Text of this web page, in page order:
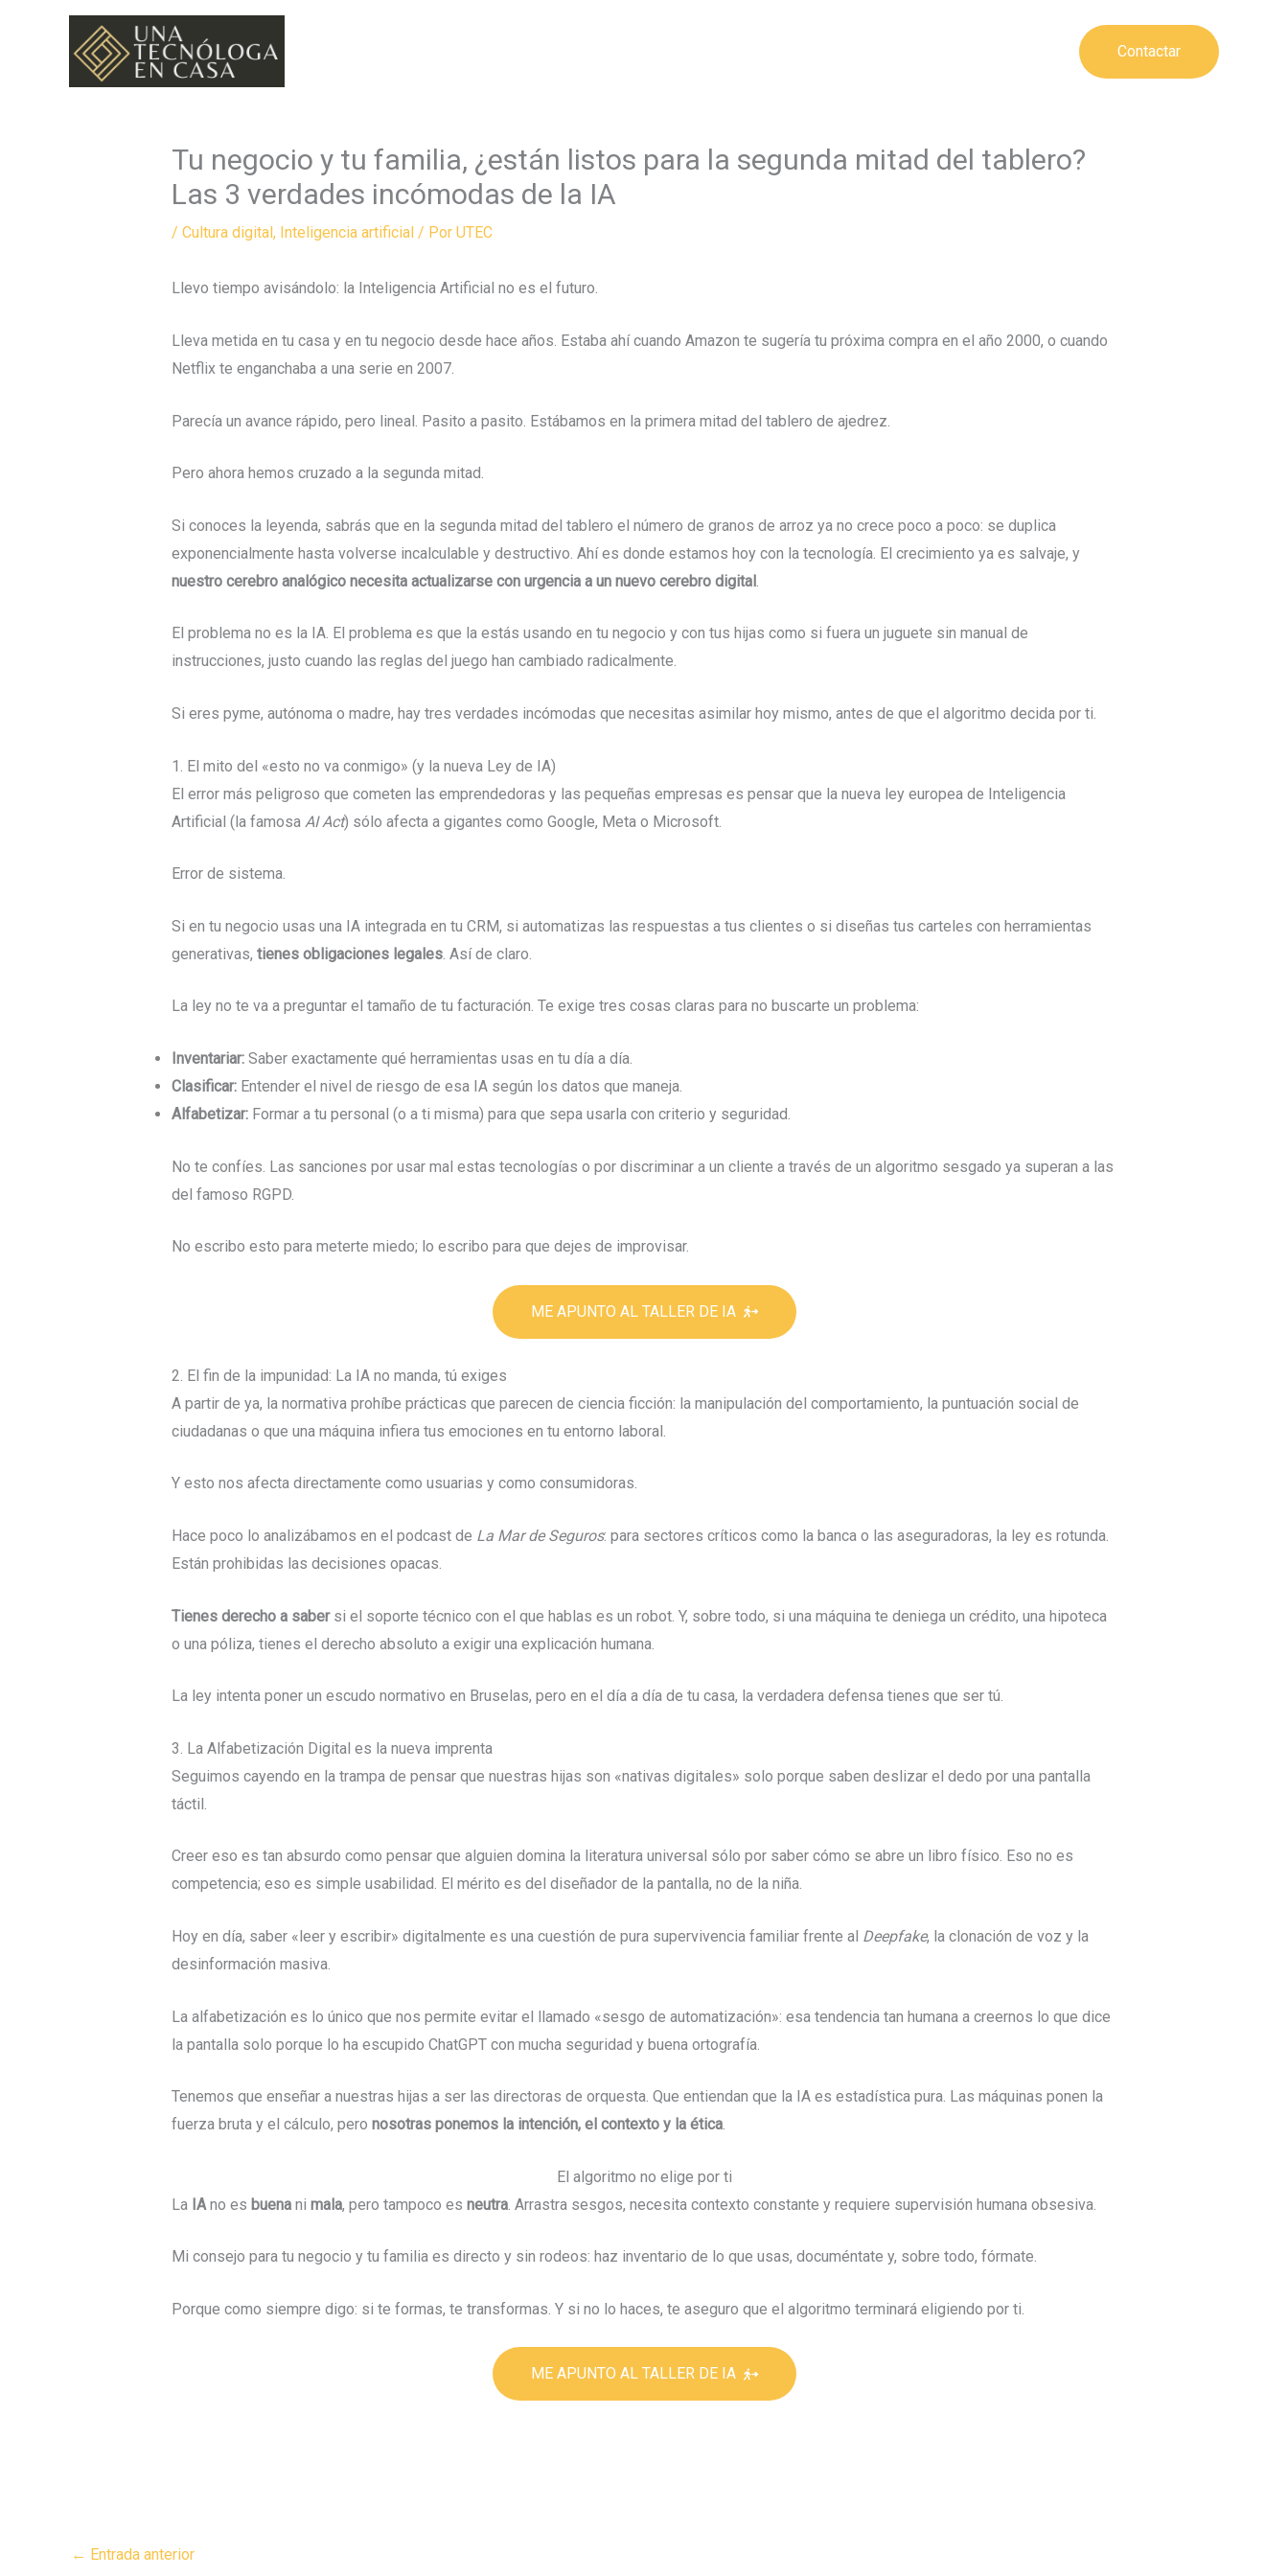
Contactar
Tu negocio y tu familia, ¿están listos para la segunda mitad del tablero?
Las 3 verdades incómodas de la IA
/ Cultura digital , Inteligencia artificial / Por UTEC
Llevo tiempo avisándolo: la Inteligencia Artificial no es el futuro.
Lleva metida en tu casa y en tu negocio desde hace años. Estaba ahí cuando Amazon te sugería tu próxima compra en el año 2000, o cuando
Netflix te enganchaba a una serie en 2007.
Parecía un avance rápido, pero lineal. Pasito a pasito. Estábamos en la primera mitad del tablero de ajedrez.
Pero ahora hemos cruzado a la segunda mitad.
Si conoces la leyenda, sabrás que en la segunda mitad del tablero el número de granos de arroz ya no crece poco a poco: se duplica
exponencialmente hasta volverse incalculable y destructivo. Ahí es donde estamos hoy con la tecnología. El crecimiento ya es salvaje, y
nuestro cerebro analógico necesita actualizarse con urgencia a un nuevo cerebro digital.
El problema no es la IA. El problema es que la estás usando en tu negocio y con tus hijas como si fuera un juguete sin manual de
instrucciones, justo cuando las reglas del juego han cambiado radicalmente.
Si eres pyme, autónoma o madre, hay tres verdades incómodas que necesitas asimilar hoy mismo, antes de que el algoritmo decida por ti.
1. El mito del «esto no va conmigo» (y la nueva Ley de IA)
El error más peligroso que cometen las emprendedoras y las pequeñas empresas es pensar que la nueva ley europea de Inteligencia
Artificial (la famosa AI Act) sólo afecta a gigantes como Google, Meta o Microsoft.
Error de sistema.
Si en tu negocio usas una IA integrada en tu CRM, si automatizas las respuestas a tus clientes o si diseñas tus carteles con herramientas
generativas, tienes obligaciones legales. Así de claro.
La ley no te va a preguntar el tamaño de tu facturación. Te exige tres cosas claras para no buscarte un problema:
Inventariar:Saber exactamente qué herramientas usas en tu día a día.
Clasificar:Entender el nivel de riesgo de esa IA según los datos que maneja.
Alfabetizar:Formar a tu personal (o a ti misma) para que sepa usarla con criterio y seguridad.
No te confíes. Las sanciones por usar mal estas tecnologías o por discriminar a un cliente a través de un algoritmo sesgado ya superan a las
del famoso RGPD.
No escribo esto para meterte miedo; lo escribo para que dejes de improvisar.
ME APUNTO AL TALLER DE IA
2. El fin de la impunidad: La IA no manda, tú exiges
A partir de ya, la normativa prohíbe prácticas que parecen de ciencia ficción: la manipulación del comportamiento, la puntuación social de
ciudadanas o que una máquina infiera tus emociones en tu entorno laboral.
Y esto nos afecta directamente como usuarias y como consumidoras.
Hace poco lo analizábamos en el podcast de La Mar de Seguros: para sectores críticos como la banca o las aseguradoras, la ley es rotunda.
Están prohibidas las decisiones opacas.
Tienes derecho a sabersi el soporte técnico con el que hablas es un robot. Y, sobre todo, si una máquina te deniega un crédito, una hipoteca
o una póliza, tienes el derecho absoluto a exigir una explicación humana.
La ley intenta poner un escudo normativo en Bruselas, pero en el día a día de tu casa, la verdadera defensa tienes que ser tú.
3. La Alfabetización Digital es la nueva imprenta
Seguimos cayendo en la trampa de pensar que nuestras hijas son «nativas digitales» solo porque saben deslizar el dedo por una pantalla
táctil.
Creer eso es tan absurdo como pensar que alguien domina la literatura universal sólo por saber cómo se abre un libro físico. Eso no es
competencia; eso es simple usabilidad. El mérito es del diseñador de la pantalla, no de la niña.
Hoy en día, saber «leer y escribir» digitalmente es una cuestión de pura supervivencia familiar frente al Deepfake, la clonación de voz y la
desinformación masiva.
La alfabetización es lo único que nos permite evitar el llamado «sesgo de automatización»: esa tendencia tan humana a creernos lo que dice
la pantalla solo porque lo ha escupido ChatGPT con mucha seguridad y buena ortografía.
Tenemos que enseñar a nuestras hijas a ser las directoras de orquesta. Que entiendan que la IA es estadística pura. Las máquinas ponen la
fuerza bruta y el cálculo, pero nosotras ponemos la intención, el contexto y la ética.
El algoritmo no elige por ti
La IA no es buena ni mala, pero tampoco es neutra. Arrastra sesgos, necesita contexto constante y requiere supervisión humana obsesiva.
Mi consejo para tu negocio y tu familia es directo y sin rodeos: haz inventario de lo que usas, documéntate y, sobre todo, fórmate.
Porque como siempre digo: si te formas, te transformas. Y si no lo haces, te aseguro que el algoritmo terminará eligiendo por ti.
ME APUNTO AL TALLER DE IA
← Entrada anterior